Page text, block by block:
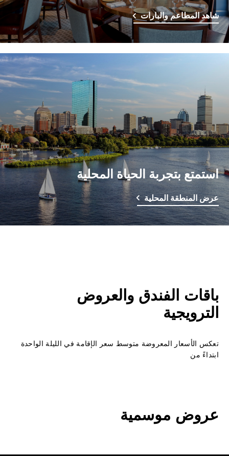
شاهد المطاعم والبارات
استمتع بتجربة الحياة المحلية
عرض المنطقة المحلية
باقات الفندق والعروض
الترويجية
تعكس الأسعار المعروضة متوسط سعر الإقامة في الليلة الواحدة
ابتداءً من
عروض موسمية